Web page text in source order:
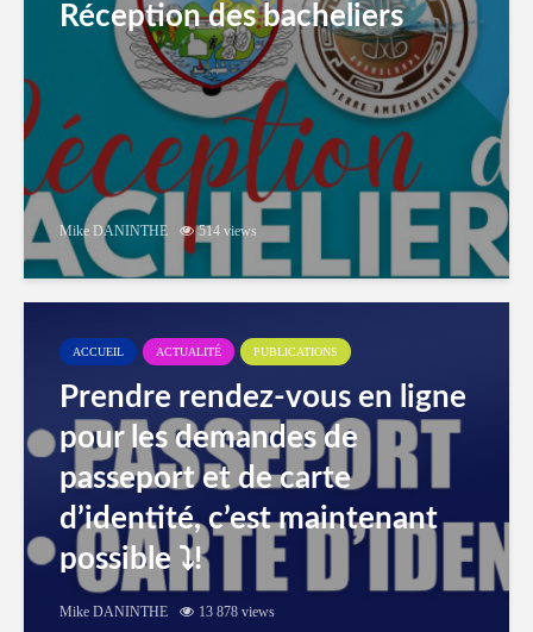
Réception des bacheliers
Mike DANINTHE 514 views
ACCUEIL ACTUALITÉ PUBLICATIONS
Prendre rendez-vous en ligne
pour les demandes de
passeport et de carte
d’identité, c’est maintenant
possible ⤵️!
Mike DANINTHE 13 878 views